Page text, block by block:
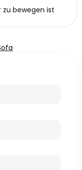
bewegen ist